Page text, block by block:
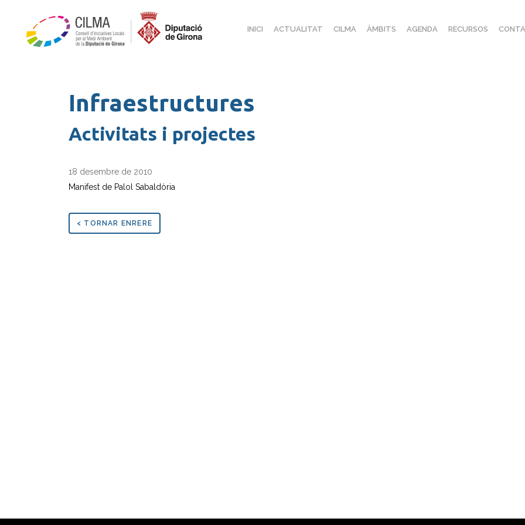
INICI ACTUALITAT CILMA ÀMBITS AGENDA RECURSOS
Infraestructures
Activitats i projectes
18 desembre de 2010
Manifest de Palol Sabaldòria
< TORNAR ENRERE